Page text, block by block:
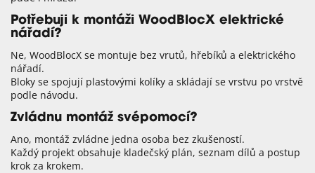
Potřebuji k montáži WoodBlocX elektrické
nářadí?
Ne, WoodBlocX se montuje bez vrutů, hřebíků a elektrického
nářadí.
Bloky se spojují plastovými kolíky a skládají se vrstvu po vrstvě
podle návodu.
Zvládnu montáž svépomocí?
Ano, montáž zvládne jedna osoba bez zkušeností.
Každý projekt obsahuje kladečský plán, seznam dílů a postup
krok za krokem.